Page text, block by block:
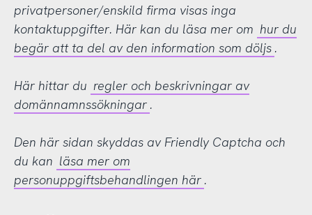
privatpersoner/enskild firma visas inga
kontaktuppgifter. Här kan du läsa mer om hur du
begär att ta del av den information som döljs .
Här hittar du regler och beskrivningar av
domännamnssökningar .
Den här sidan skyddas av Friendly Captcha och
du kan läsa mer om
personuppgiftsbehandlingen här .